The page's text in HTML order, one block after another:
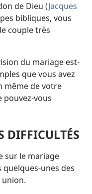
de Dieu (Jacques
bibliques, vous
couple très
du mariage est-​
que vous avez
même de votre
pouvez-​vous
DIFFICULTÉS
sur le mariage
quelques-unes des